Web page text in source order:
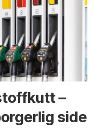
–
side